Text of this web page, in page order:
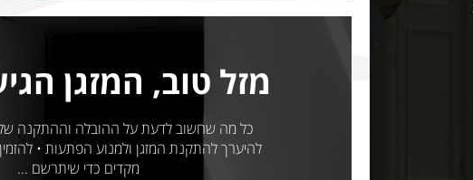
מזל טוב, המזגן
כל מה שחשוב לדעת על ההובלה וההתקנה
להיערך להתקנת המזגן ולמנוע הפתעות •
מקדים כדי שיתרשם ...